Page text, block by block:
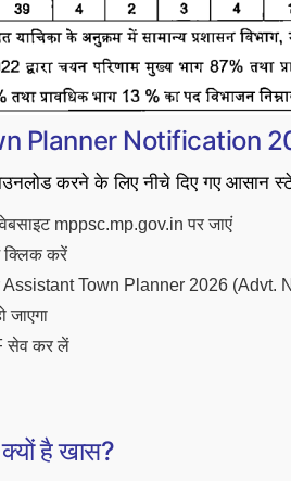
Planner Notification
करने के लिए नीचे दिए गए आसान
mppsc.mp.gov.in पर जाएं
क्लिक करें
Town Planner 2026 (Advt.
जाएगा
सेव कर लें
है खास?